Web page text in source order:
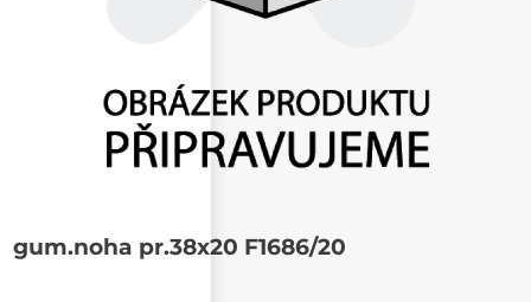
gum.noha pr.38x20 F1686/20